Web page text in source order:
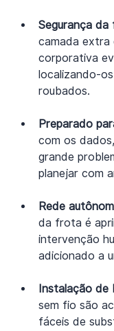
Segurança
camada extra
corporativa
localizando-
roubados.
Preparado
com os
grande
planejar com
Rede
da frota é
intervenção
adicionado a
Instalação
sem fio são
fáceis de